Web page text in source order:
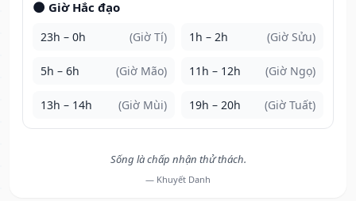
🌑 Giờ Hắc đạo
23h – 0h (Giờ Tí) 1h – 2h (Giờ Sửu)
5h – 6h (Giờ Mão) 11h – 12h (Giờ Ngọ)
13h – 14h (Giờ Mùi) 19h – 20h (Giờ Tuất)
Sống là chấp nhận thử thách.
— Khuyết Danh